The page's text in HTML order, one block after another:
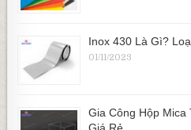
Inox 430 Là Gì?
01/11/2023
Gia Công Hộp Mica